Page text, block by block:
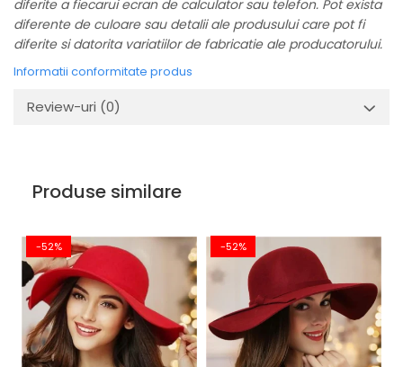
diferite a fiecarui ecran de calculator sau telefon. Pot exista
diferente de culoare sau detalii ale produsului care pot fi
diferite si datorita variatiilor de fabricatie ale producatorului.
Informatii conformitate produs
Review-uri (0)
Produse similare
-52% -52%